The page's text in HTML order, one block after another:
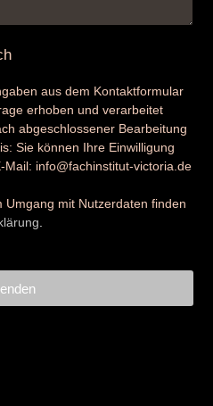
aus dem Kontaktformular
erhoben und verarbeitet
abgeschlossener Bearbeitung
Sie können Ihre Einwilligung
info@fachinstitut-victoria.de
Umgang mit Nutzerdaten finden
.